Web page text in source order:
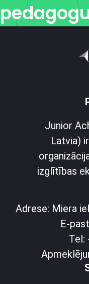
Junior
Latvia)
izglītības
Adrese: Miera
E-
Tel: